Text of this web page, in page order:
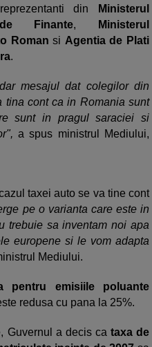
din
Ministerul
Finante,
Ministerul
Roman si Agentia de Plati
.
mesajul dat colegilor din
tina cont ca in Romania sunt
sunt in pragul saraciei si
a spus ministrul Mediului,
taxei auto se va tine cont
pe o varianta care este in
trebuie sa inventam noi apa
europene si le vom adapta
Mediului.
pentru emisiile poluante
redusa cu pana la 25%.
Guvernul a decis ca taxa de